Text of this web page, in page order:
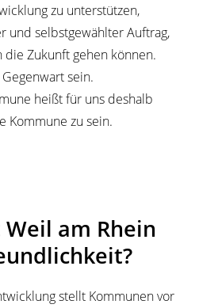
zu unterstützen,
und selbstgewählter Auftrag,
Zukunft gehen können.
sein.
heißt für uns deshalb
Kommune zu sein.
am Rhein
stellt Kommunen vor